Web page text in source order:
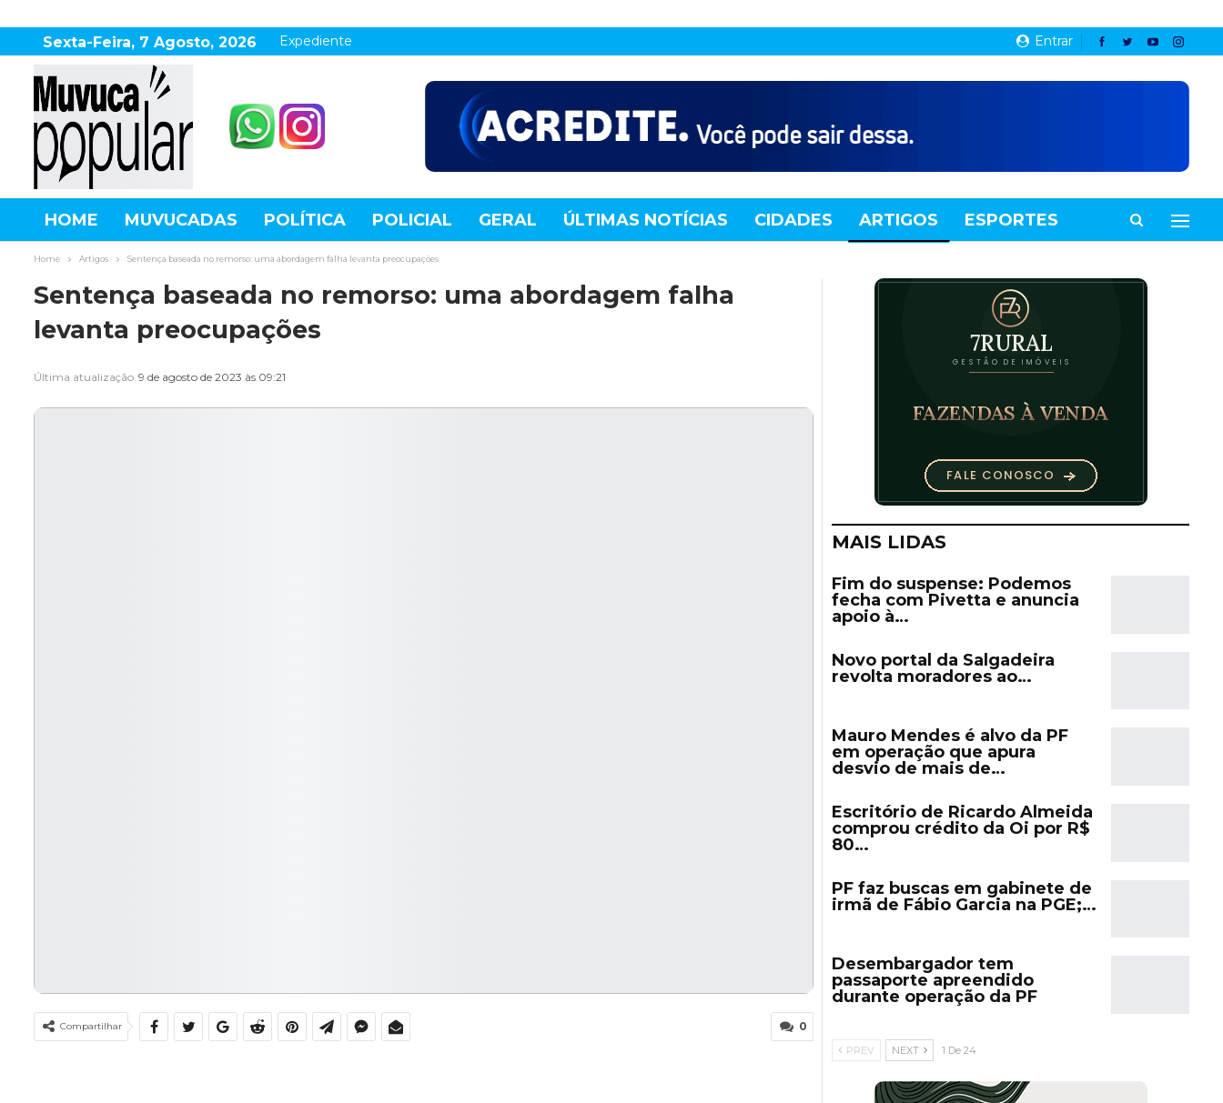
Entrar
Sexta-Feira, 7 Agosto, 2026 Expediente
HOME MUVUCADAS POLÍTICA POLICIAL GERAL ÚLTIMAS NOTÍCIAS CIDADES ARTIGOS ESPORTES
AGRONEGÓCIO DESTAQUES ESPORTE
Home Artigos Sentença baseada no remorso: uma abordagem falha levanta preocupações
Sentença baseada no remorso: uma abordagem falha
levanta preocupações
Última atualização 9 de agosto de 2023 às 09:21
0
Compartilhar
MAIS LIDAS
Fim do suspense: Podemos
fecha com Pivetta e anuncia
apoio à…
Novo portal da Salgadeira
revolta moradores ao…
Mauro Mendes é alvo da PF
em operação que apura
desvio de mais de…
Escritório de Ricardo Almeida
comprou crédito da Oi por R$
80…
PF faz buscas em gabinete de
irmã de Fábio Garcia na PGE;…
Desembargador tem
passaporte apreendido
durante operação da PF
PREV NEXT 1 De 24